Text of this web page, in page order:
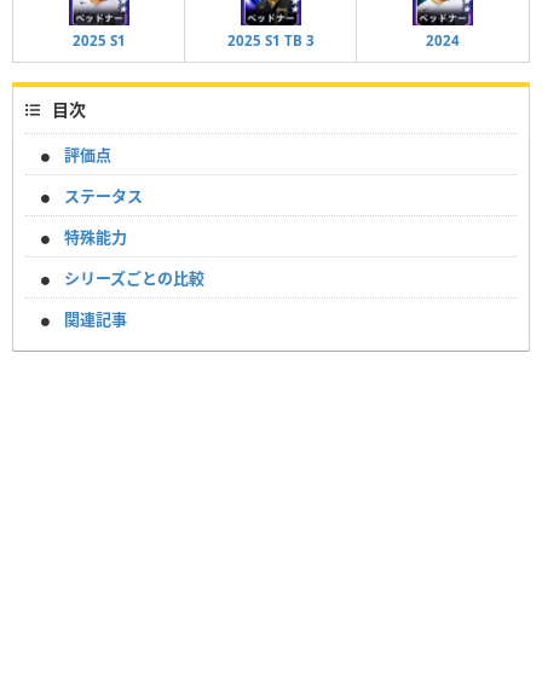
2025 S1 2025 S1 TB 3 2024
目次
評価点
ステータス
特殊能力
シリーズごとの比較
関連記事